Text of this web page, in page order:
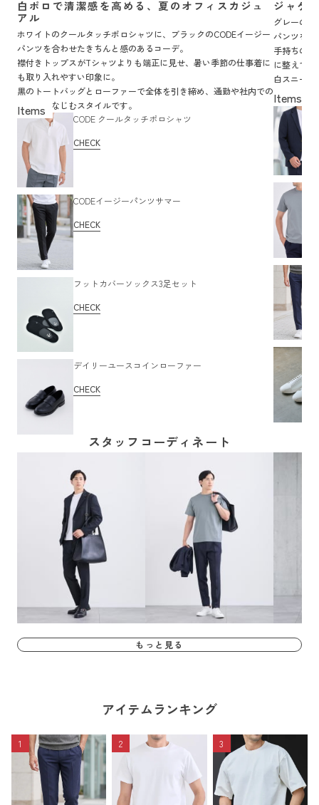
白ポロで清潔感を高める、夏のオフィスカジュ
アル
ホワイトのクールタッチポロシャツに、ブラックのCODEイージー
パンツを合わせたきちんと感のあるコーデ。
襟付きトップスがTシャツよりも端正に見せ、暑い季節の仕事着に
も取り入れやすい印象に。
黒のトートバッグとローファーで全体を引き締め、通勤や社内での
着用にもなじむスタイルです。
CODE クールタッチポロシャツ
CHECK
CODEイージーパンツサマー
CHECK
フットカバーソックス3足セット
CHECK
デイリーユースコインローファー
CHECK
ジャケ
グレーの
パンツを合
手持ちの
に整えて
白スニー
む着こなし
スタッフコーディネート
もっと見る
アイテムランキング
1 2 3